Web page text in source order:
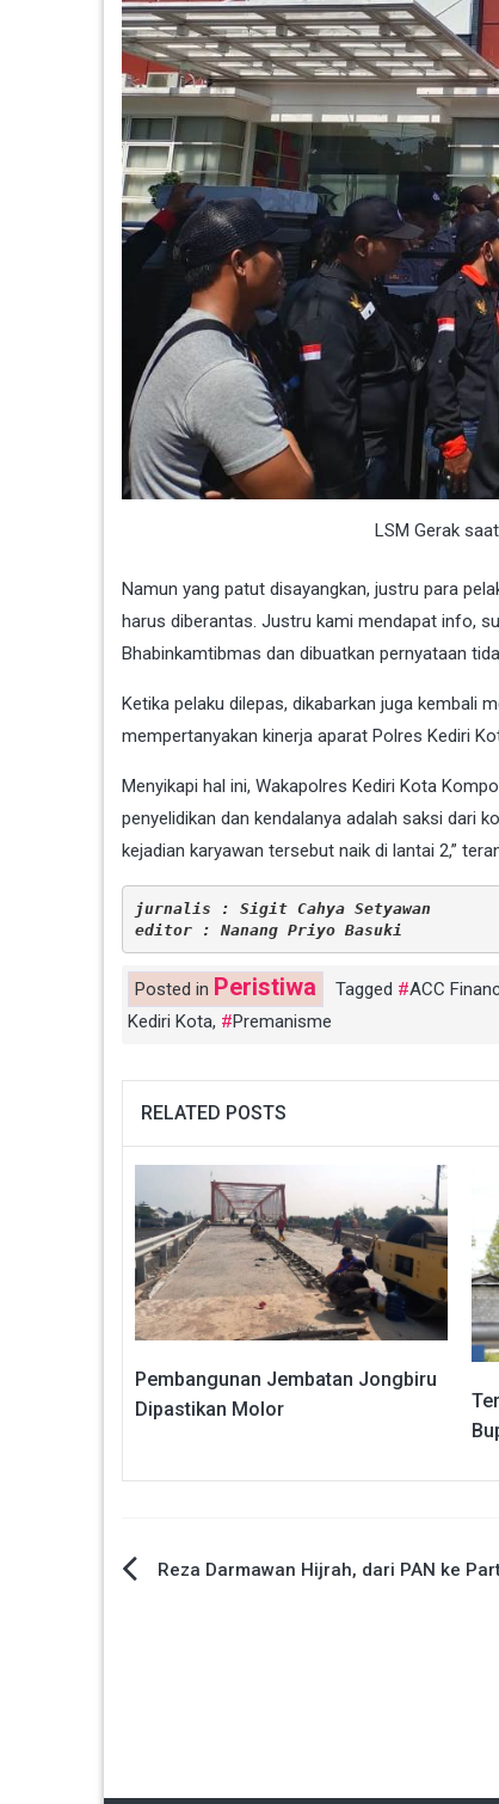
LSM Gerak
Namun yang patut disayangkan, justru para
harus diberantas. Justru kami mendapat info,
Bhabinkamtibmas dan dibuatkan pernyataan
Ketika pelaku dilepas, dikabarkan juga kembali
mempertanyakan kinerja aparat Polres Kediri
Menyikapi hal ini, Wakapolres Kediri Kota
penyelidikan dan kendalanya adalah saksi dari
kejadian karyawan tersebut naik di lantai 2,”
jurnalis : Sigit Cahya Setyawan
editor : Nanang Priyo Basuki
Posted in Peristiwa Tagged ACC
Kediri Kota, Premanisme
RELATED POSTS
Pembangunan Jembatan Jongbiru
Dipastikan Molor
Navigasi
Reza Darmawan Hijrah, dari PAN ke